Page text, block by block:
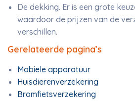
De dekking. Er is een grote
waardoor de prijzen van de
verschillen.
Gerelateerde pagina’s
Mobiele apparatuur
Huisdierenverzekering
Bromfietsverzekering